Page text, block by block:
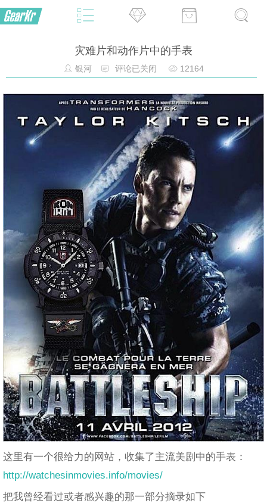
灾难片和动作片中的手表
银河 评论已关闭 12164
这里有一个很给力的网站，收集了主流美剧中的手表：
http://watchesinmovies.info/movies/
把我曾经看过或者感兴趣的那一部分摘录如下